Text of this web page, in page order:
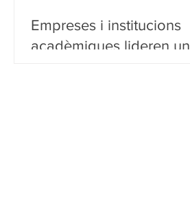
Empreses i institucions
acadèmiques lideren un